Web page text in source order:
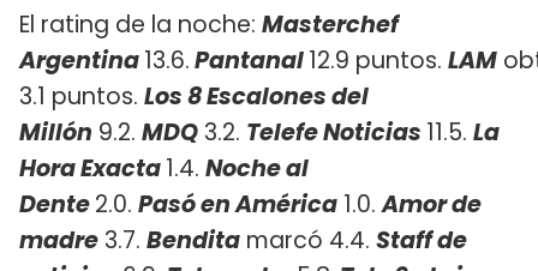
El rating de la noche: Masterchef
Argentina13.6.Pantanal12.9 puntos. LAM
3.1 puntos. Los 8 Escalones del
Millón 9.2. MDQ 3.2. Telefe Noticias 11.5. La
Hora Exacta1.4. Noche al
Dente2.0. Pasó en América 1.0.Amor de
madre 3.7. Bendita marcó 4.4. Staff de